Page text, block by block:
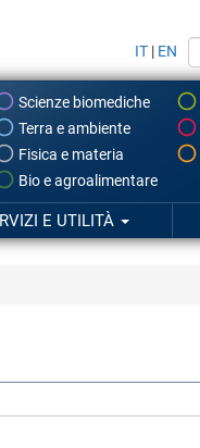
IT | EN
Scienze biomediche
Terra e ambiente
Fisica e materia
Bio e agroalimentare
E UTILITÀ